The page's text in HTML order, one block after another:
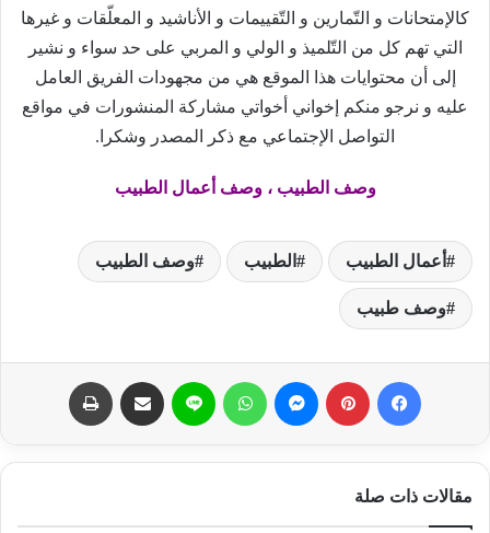
كالإمتحانات و التّمارين و التّقييمات و الأناشيد و المعلّقات و غيرها
التي تهم كل من التّلميذ و الولي و المربي على حد سواء و نشير
إلى أن محتوايات هذا الموقع هي من مجهودات الفريق العامل
عليه و نرجو منكم إخواني أخواتي مشاركة المنشورات في مواقع
التواصل الإجتماعي مع ذكر المصدر وشكرا.
وصف الطبيب ، وصف أعمال الطبيب
أعمال الطبيب الطبيب وصف الطبيب
وصف طبيب
مقالات ذات صلة